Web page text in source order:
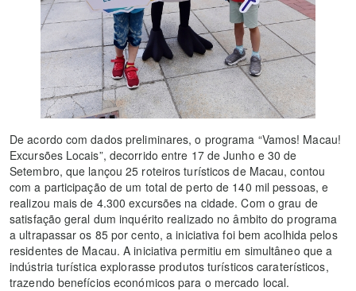
De acordo com dados preliminares, o programa “Vamos! Macau!
Excursões Locais”, decorrido entre 17 de Junho e 30 de
Setembro, que lançou 25 roteiros turísticos de Macau, contou
com a participação de um total de perto de 140 mil pessoas, e
realizou mais de 4.300 excursões na cidade. Com o grau de
satisfação geral dum inquérito realizado no âmbito do programa
a ultrapassar os 85 por cento, a iniciativa foi bem acolhida pelos
residentes de Macau. A iniciativa permitiu em simultâneo que a
indústria turística explorasse produtos turísticos caraterísticos,
trazendo benefícios económicos para o mercado local.